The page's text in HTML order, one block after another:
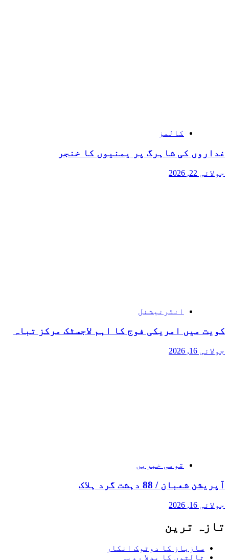
کالمز
غداروں کی شاہرگ پر یمنیوں کا خنجر
جولائی 22, 2026
انٹرنیشنل
کویت میں امریکی فوج کا اہم لاجسٹک مرکز تباہ
جولائی 16, 2026
قومی خبریں
آپریشن شعبان / 88 دہشت گرد ہلاک
جولائی 16, 2026
تازہ ترین
سازباز کا دوٹوک انکار
ثالثوں کا بدلا رویہ